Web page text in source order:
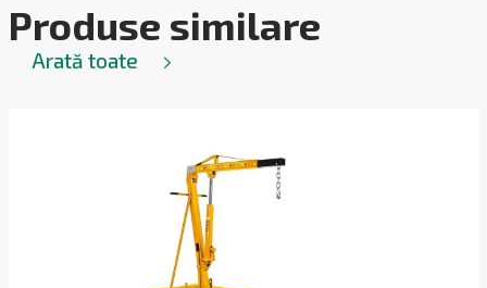
Produse similare
Arată toate